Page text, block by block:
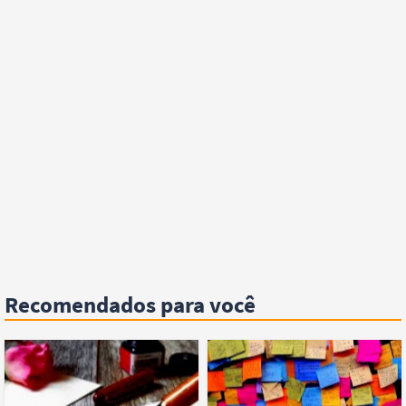
Recomendados para você